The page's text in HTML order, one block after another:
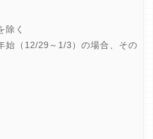
除く
始（12/29～1/3）の場合、その